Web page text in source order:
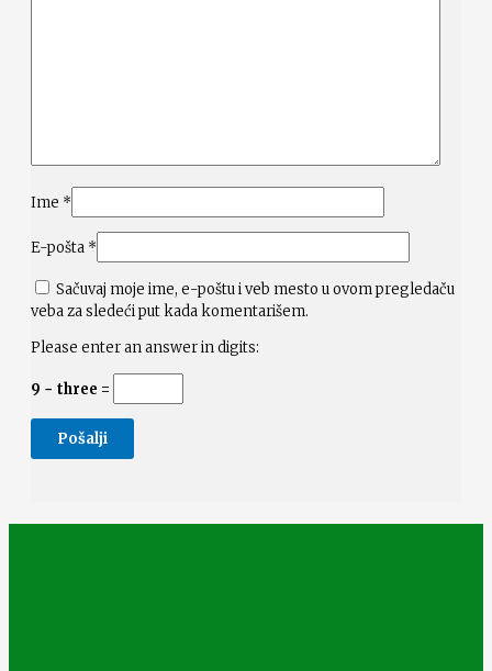
Ime *
E-pošta *
Sačuvaj moje ime, e-poštu i veb mesto u ovom pregledaču
veba za sledeći put kada komentarišem.
Please enter an answer in digits:
9 − three =